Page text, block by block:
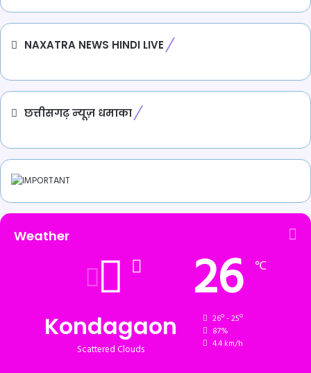
NAXATRA NEWS HINDI LIVE
छत्तीसगढ़ न्यूज़ धमाका
Weather
Kondagaon
Scattered Clouds
26 ℃
26º - 25º
87%
4.4 km/h